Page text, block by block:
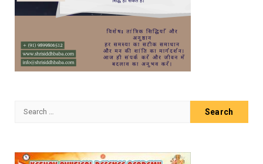
Search